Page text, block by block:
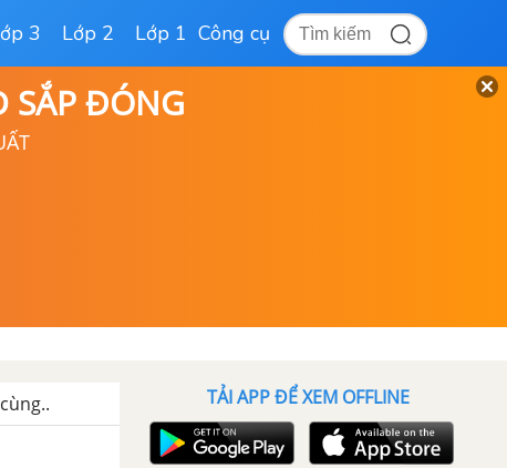
3 Lớp 2 Lớp 1 Công cụ
SẮP ĐÓNG
TẢI APP ĐỂ XEM OFFLINE